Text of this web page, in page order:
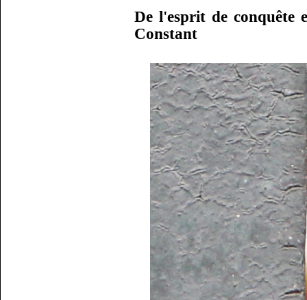
De l'esprit de conquête
Constant